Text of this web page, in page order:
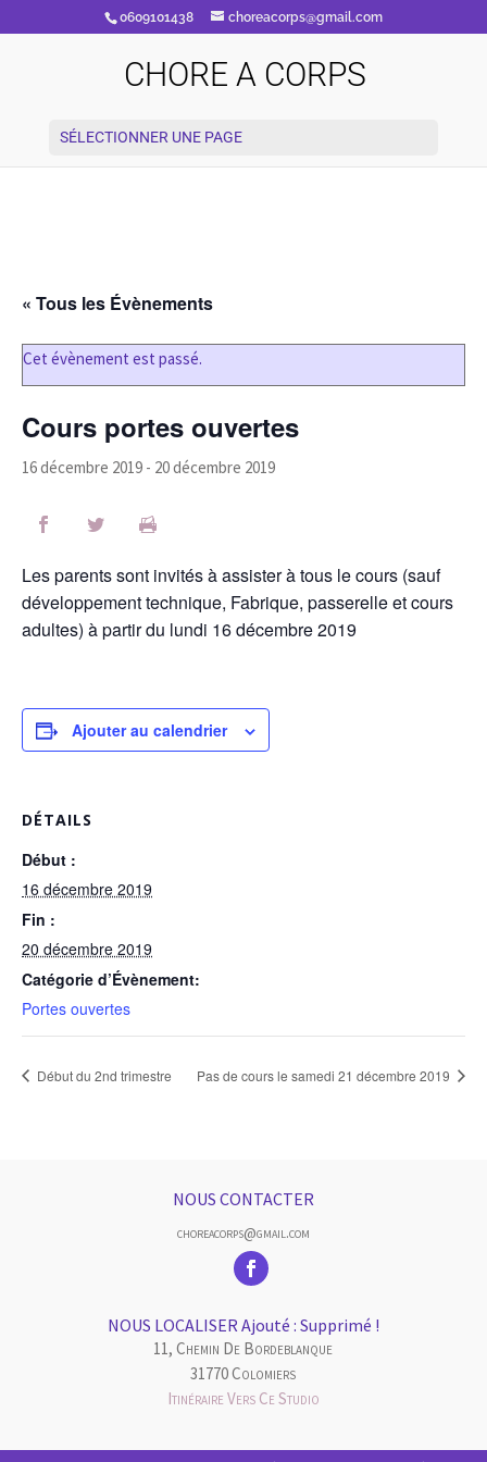
0609101438 choreacorps@gmail.com
CHORE A CORPS
SÉLECTIONNER UNE PAGE
« Tous les Évènements
Cet évènement est passé.
Cours portes ouvertes
16 décembre 2019 - 20 décembre 2019
Les parents sont invités à assister à tous le cours (sauf
développement technique, Fabrique, passerelle et cours
adultes) à partir du lundi 16 décembre 2019
Ajouter au calendrier
DÉTAILS
Début :
16 décembre 2019
Fin :
20 décembre 2019
Catégorie d’Évènement:
Portes ouvertes
Début du 2nd trimestre Pas de cours le samedi 21 décembre 2019
NOUS CONTACTER
choreacorps@gmail.com
NOUS LOCALISER Ajouté : Supprimé !
11, Chemin De Bordeblanque
31770 Colomiers
Itinéraire Vers Ce Studio